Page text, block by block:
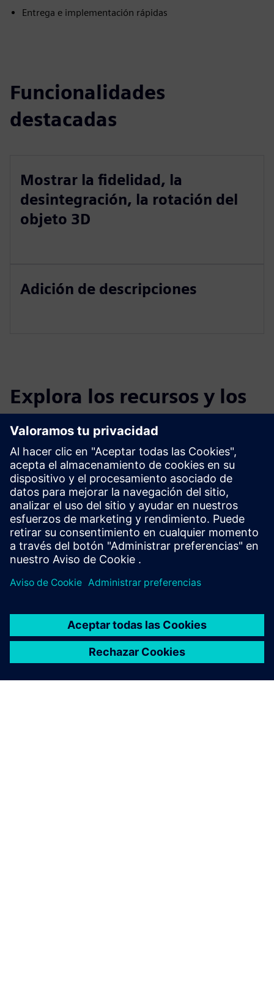
Entrega e implementación rápidas
Funcionalidades
destacadas
Mostrar la fidelidad, la
desintegración, la rotación del
objeto 3D
Adición de descripciones
Explora los recursos y los
productos relacionados
Información y recursos adicionales
Centro de datos de la WRC
Requisitos previos